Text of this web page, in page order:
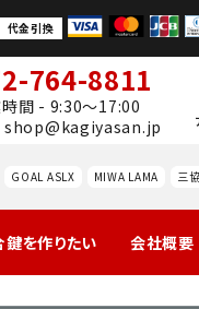
代金引換
764-8811
間 - 9:30～17:00
shop@kagiyasan.jp
GOAL ASLX MIWA LAMA 三
鍵を作りたい 会社概要